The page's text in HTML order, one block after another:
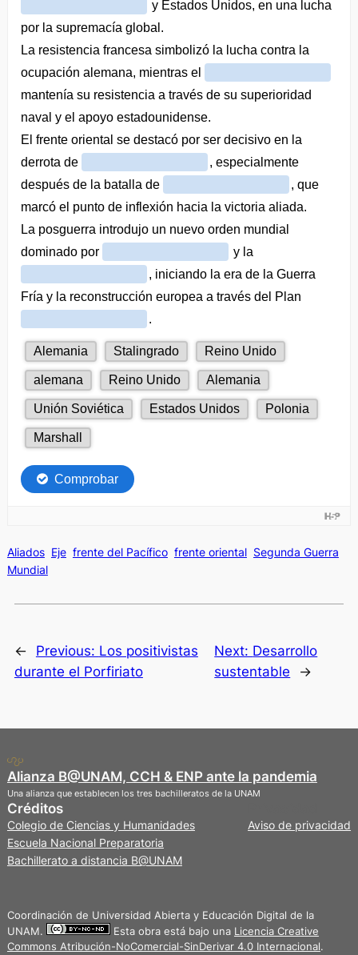
Aliados Eje frente del Pacífico frente oriental Segunda Guerra
Mundial
← Previous: Los positivistas
durante el Porfiriato
Next: Desarrollo
sustentable
→
Alianza B@UNAM, CCH & ENP ante la pandemia
Una alianza que establecen los tres bachilleratos de la UNAM
Créditos
Colegio de Ciencias y Humanidades
Escuela Nacional Preparatoria
Bachillerato a distancia B@UNAM
Aviso de privacidad
Coordinación de Universidad Abierta y Educación Digital de la
UNAM.
Esta obra está bajo una Licencia Creative
Commons Atribución-NoComercial-SinDerivar 4.0 Internacional.